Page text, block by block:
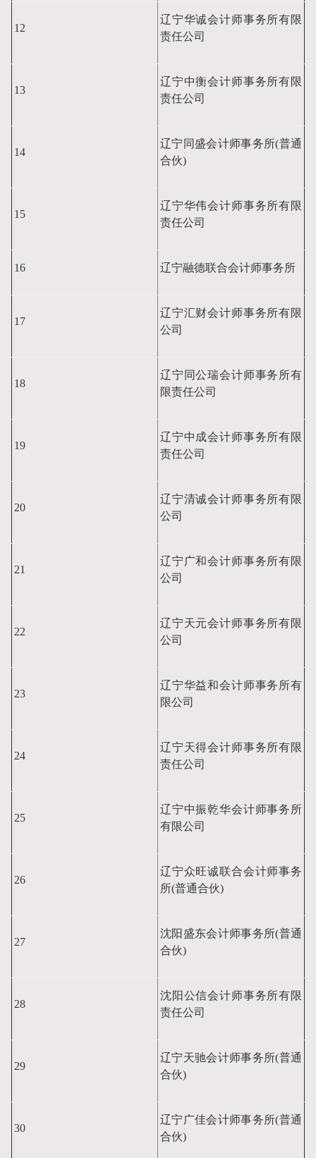
12
辽宁华诚会计师事务所有限
责任公司
13
辽宁中衡会计师事务所有限
责任公司
14
辽宁同盛会计师事务所(普通
合伙)
15
辽宁华伟会计师事务所有限
责任公司
16 辽宁融德联合会计师事务所
17
辽宁汇财会计师事务所有限
公司
18
辽宁同公瑞会计师事务所有
限责任公司
19
辽宁中成会计师事务所有限
责任公司
20
辽宁清诚会计师事务所有限
公司
21
辽宁广和会计师事务所有限
公司
22
辽宁天元会计师事务所有限
公司
23
辽宁华益和会计师事务所有
限公司
24
辽宁天得会计师事务所有限
责任公司
25
辽宁中振乾华会计师事务所
有限公司
26
辽宁众旺诚联合会计师事务
所(普通合伙)
27
沈阳盛东会计师事务所(普通
合伙)
28
沈阳公信会计师事务所有限
责任公司
29
辽宁天驰会计师事务所(普通
合伙)
30
辽宁广佳会计师事务所(普通
合伙)